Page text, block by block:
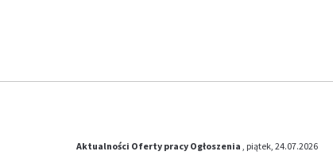
Aktualności Oferty pracy Ogłoszenia , piątek, 24.07.2026